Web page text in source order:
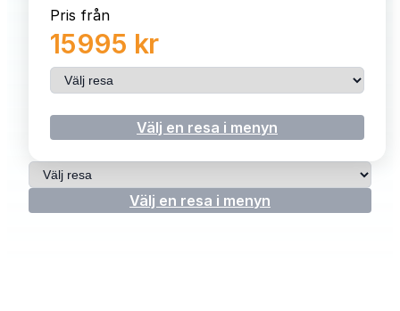
Pris från
15995 kr
Välj resa
Välj en resa i menyn
Välj resa
Välj en resa i menyn